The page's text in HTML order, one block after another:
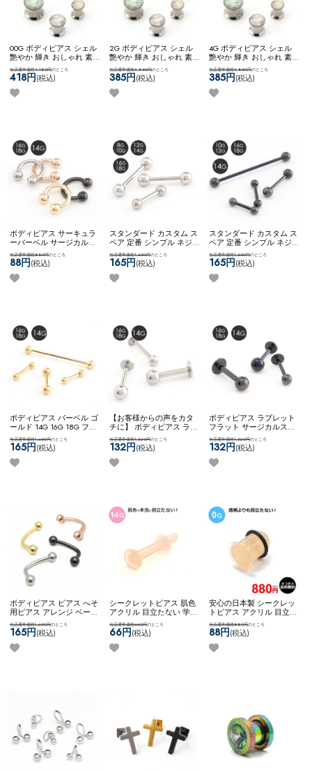
00G ボディピアス シェル
艶やか 輝き おしゃれ 素
敵 大人っぽい きれい シ
ンプル ステンレス ネコポ
スOK[ 00G ] マザーオブパ
ールPLUG (ホワイトオパ
当店通常価格4,180円のところ
418円(税込)
2G ボディピアス シェル
艶やか 輝き おしゃれ 素
敵 大人っぽい きれい シ
ンプル ステンレス ネコポ
スOK[ 2G ] マザーオブパ
ールPLUG (ホワイトオパ
当店通常価格3,850円のところ
385円(税込)
4G ボディピアス シェル
艶やか 輝き おしゃれ 素
敵 大人っぽい きれい シ
ンプル ステンレス ネコポ
スOK[ 4G ] マザーオブパ
ールPLUG (ホワイトオパ
当店通常価格3,850円のところ
385円(税込)
ボディピアス サーキュラ
ーバーベル サージカルス
テンレス 金属アレルギー
対応 14G 16G 18G シンプ
ル ネコポスOK
ーバーベル
当店通常価格880円のところ
88円(税込)
スタンダード カスタム ス
ペア 定番 シンプル ネジ
式キャッチ ネコポスOK
ーベル (シルバー)
当店通常価格1,650円のところ
165円(税込)
スタンダード カスタム ス
ペア 定番 シンプル ネジ
式キャッチ ネコポスOK
ーベル (ブラック)
当店通常価格1,650円のところ
165円(税込)
ボディピアス バーベル ゴ
ールド 14G 16G 18G ファ
ーストピアス サージカル
ステンレス シンプル ネコ
ポスOKバーベル (ゴール
ド)
当店通常価格1,650円のところ
165円(税込)
【お客様からの声をカタ
チに】 ボディピアス ラブ
レット カスタム アレンジ
サージカルステンレス
2way ネコポスOK
ット (シルバー)
当店通常価格1,320円のところ
132円(税込)
ボディピアス ラブレット
フラット サージカルステ
ンレス ブラック シンプル
14G 16G 18G ネコポスOK
ラブレット (ブラック)
当店通常価格1,320円のところ
132円(税込)
ボディピアス ピアス へそ
用ピアス アレンジ ベース
アイテム カスタム 自社開
発商品 8mm 10mm ネコポ
スOKカーブドナベル
当店通常価格1,650円のところ
165円(税込)
シークレットピアス 肌色
アクリル 目立たない 学校
用 就寝用 冠婚葬祭 隠す
ピアス ネコポスOK
ルセプタムキーパー (14G)
当店通常価格660円のところ
66円(税込)
安心の日本製 シークレッ
トピアス アクリル 目立た
ない 学校用 就寝用 冠婚
葬祭 隠すピアス ネコポス
OKアクリルセプタムキー
パー (0G)
当店通常価格880円のところ
88円(税込)